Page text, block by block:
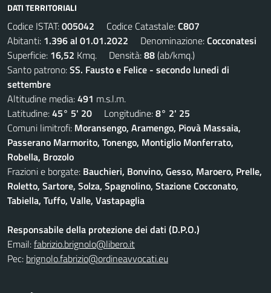
DATI TERRITORIALI
Codice ISTAT:005042 Codice Catastale:C807
Abitanti: 1.396 al 01.01.2022 Denominazione:Cocconatesi
Superficie: 16,52 Kmq. Densità:88(ab/kmq.)
Santo patrono:SS. Fausto e Felice - secondo lunedi di
settembre
Altitudine media:491 m.s.l.m.
Latitudine:45° 5' 20 Longitudine:8° 2' 25
Comuni limitrofi: Moransengo, Aramengo, Piovà Massaia,
Passerano Marmorito, Tonengo, Montiglio Monferrato,
Robella, Brozolo
Frazioni e borgate: Bauchieri, Bonvino, Gesso, Maroero, Prelle,
Roletto, Sartore, Solza, Spagnolino, Stazione Cocconato,
Tabiella, Tuffo, Valle, Vastapaglia
Responsabile della protezione dei dati (D.P.O.)
Email:fabrizio.brignolo@libero.it
Pec: brignolo.fabrizio@ordineavvocati.eu